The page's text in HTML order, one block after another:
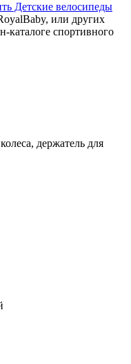
Детские велосипеды
или других
каталоге спортивного
держатель для